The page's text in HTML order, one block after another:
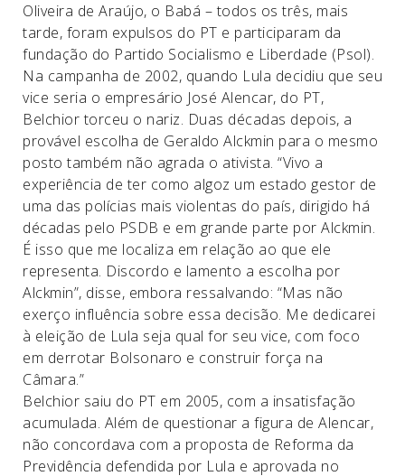
Oliveira de Araújo, o Babá – todos os três, mais
tarde, foram expulsos do PT e participaram da
fundação do Partido Socialismo e Liberdade (Psol).
Na campanha de 2002, quando Lula decidiu que seu
vice seria o empresário José Alencar, do PT,
Belchior torceu o nariz. Duas décadas depois, a
provável escolha de Geraldo Alckmin para o mesmo
posto também não agrada o ativista. “Vivo a
experiência de ter como algoz um estado gestor de
uma das polícias mais violentas do país, dirigido há
décadas pelo PSDB e em grande parte por Alckmin.
É isso que me localiza em relação ao que ele
representa. Discordo e lamento a escolha por
Alckmin”, disse, embora ressalvando: “Mas não
exerço influência sobre essa decisão. Me dedicarei
à eleição de Lula seja qual for seu vice, com foco
em derrotar Bolsonaro e construir força na
Câmara.”
Belchior saiu do PT em 2005, com a insatisfação
acumulada. Além de questionar a figura de Alencar,
não concordava com a proposta de Reforma da
Previdência defendida por Lula e aprovada no